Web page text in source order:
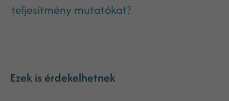
teljesítmény mutatókat?
Ezek is érdekelhetnek